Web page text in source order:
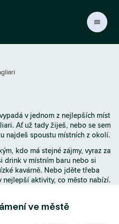
v jednom z nejlepších míst
Ať už tady žiješ, nebo se sem
najdeš spoustu místních z okolí.
kdo má stejné zájmy, vyraz za
drink v místním baru nebo si
kavárně. Nebo jděte třeba
nejlepší aktivity, co město nabízí.
ve městě